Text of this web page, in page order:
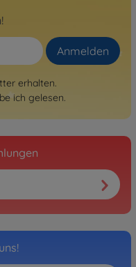
Anmelden
erhalten.
ich gelesen.